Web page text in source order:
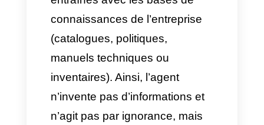
via n’importe quelle application
classique ou logiciel informel
installé sur un PC.
surveille ces pratiques et
suspend immédiatement les